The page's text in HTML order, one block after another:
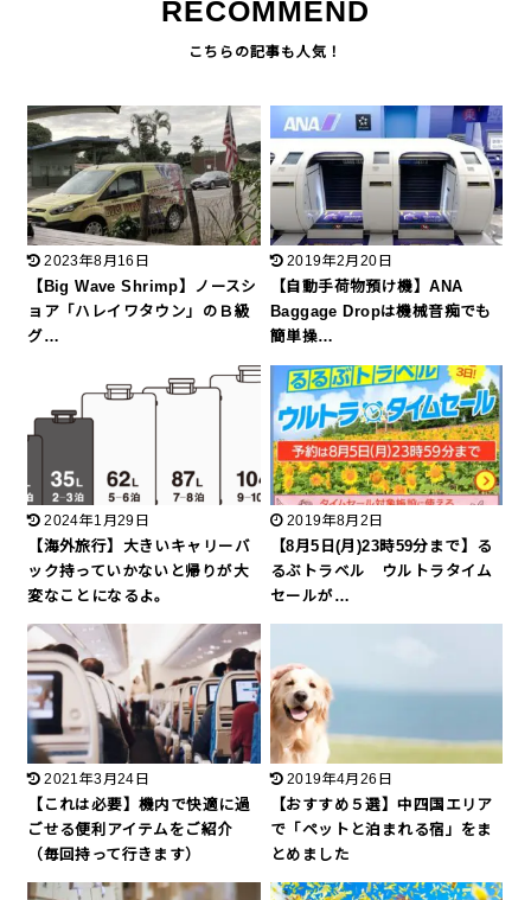
RECOMMEND
2023年8月16日
【Big Wave Shrimp】ノースシ
ョア「ハレイワタウン」のＢ級
グ…
2019年2月20日
【自動手荷物預け機】ANA
Baggage Dropは機械音痴でも
簡単操…
2024年1月29日
【海外旅行】大きいキャリーバ
ック持っていかないと帰りが大
変なことになるよ。
2019年8月2日
【8月5日(月)23時59分まで】る
るぶトラベル ウルトラタイム
セールが…
2021年3月24日
【これは必要】機内で快適に過
ごせる便利アイテムをご紹介
（毎回持って行きます）
2019年4月26日
【おすすめ５選】中四国エリア
で「ペットと泊まれる宿」をま
とめました